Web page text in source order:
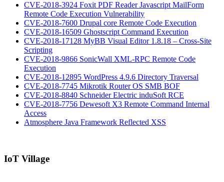
CVE-2018-3924 Foxit PDF Reader Javascript MailForm
Remote Code Execution Vulnerability
CVE-2018-7600 Drupal core Remote Code Execution
CVE-2018-16509 Ghostscript Command Execution
CVE-2018-17128 MyBB Visual Editor 1.8.18 – Cross-Site
Scripting
CVE-2018-9866 SonicWall XML-RPC Remote Code
Execution
CVE-2018-12895 WordPress 4.9.6 Directory Traversal
CVE-2018-7745 Mikrotik Router OS SMB BOF
CVE-2018-8840 Schneider Electric induSoft RCE
CVE-2018-7756 Dewesoft X3 Remote Command Internal
Access
Atmosphere Java Framework Reflected XSS
IoT Village